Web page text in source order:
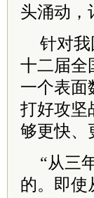
头涌动，
针对
十二届全
一个表面
打好攻坚
够更快、
“从三
的。即使